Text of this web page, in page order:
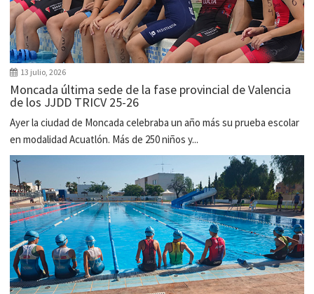
13 julio, 2026
Moncada última sede de la fase provincial de Valencia
de los JJDD TRICV 25-26
Ayer la ciudad de Moncada celebraba un año más su prueba escolar
en modalidad Acuatlón. Más de 250 niños y...